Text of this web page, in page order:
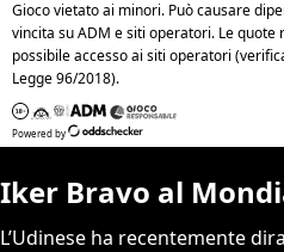
Iker Bravo al
L’Udinese ha recentemente